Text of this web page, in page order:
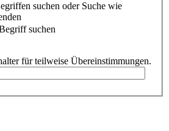
suchen oder Suche wie
suchen
für teilweise Übereinstimmungen.